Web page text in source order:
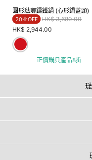
圓形琺瑯鑄鐵鍋 (心形鍋蓋頭)
20％OFF Price reduced from
HK$ 3,680.00to
HK$ 2,944.00
正價鍋具產品8折